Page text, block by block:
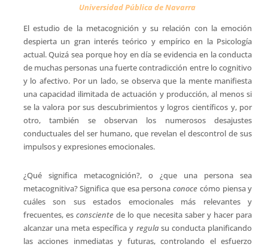
Universidad Pública de Navarra
El estudio de la metacognición y su relación con la emoción
despierta un gran interés teórico y empírico en la Psicología
actual. Quizá sea porque hoy en día se evidencia en la conducta
de muchas personas una fuerte contradicción entre lo cognitivo
y lo afectivo. Por un lado, se observa que la mente manifiesta
una capacidad ilimitada de actuación y producción, al menos si
se la valora por sus descubrimientos y logros científicos y, por
otro, también se observan los numerosos desajustes
conductuales del ser humano, que revelan el descontrol de sus
impulsos y expresiones emocionales.
¿Qué significa metacognición?, o ¿que una persona sea
metacognitiva? Significa que esa personaconoce cómo piensa y
cuáles son sus estados emocionales más relevantes y
frecuentes, esconsciente de lo que necesita saber y hacer para
alcanzar una meta específica y regulasu conducta planificando
las acciones inmediatas y futuras, controlando el esfuerzo